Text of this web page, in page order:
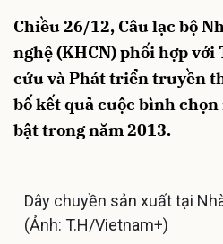
Chiều 26/12, Câu lạc bộ
nghệ (KHCN) phối hợp
cứu và Phát triển truyền
bố kết quả cuộc bình
bật trong năm 2013.
Dây chuyền sản xuất tại
(Ảnh: T.H/Vietnam+)